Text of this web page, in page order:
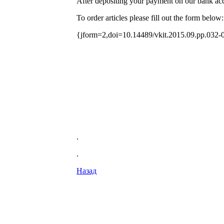
To order articles please fill out the form below:
{jform=2,doi=10.14489/vkit.2015.09.pp.032-
.
.
Назад